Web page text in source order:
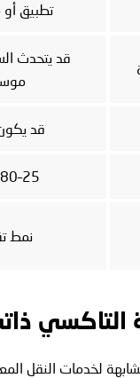
تطبيق أو
قد يتحدث
قد
25–80+ درهم
نمط
التاكسي
لخدمات النقل